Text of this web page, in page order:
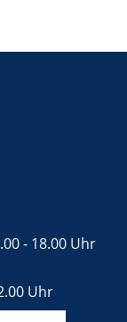
- 18.00 Uhr
Uhr